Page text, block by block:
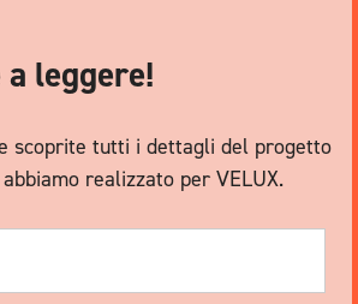
leggere!
scoprite tutti i dettagli del progetto
realizzato per VELUX.